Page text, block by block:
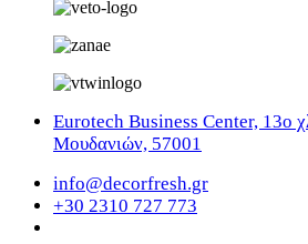
Eurotech Business Center, 13ο
Μουδανιών, 57001
info@decorfresh.gr
+30 2310 727 773